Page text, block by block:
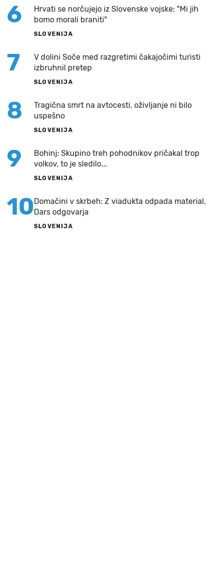
6
Hrvati se norčujejo iz Slovenske vojske: "Mi jih
bomo morali braniti"
SLOVENIJA
7
V dolini Soče med razgretimi čakajočimi turisti
izbruhnil pretep
SLOVENIJA
8
Tragična smrt na avtocesti, oživljanje ni bilo
uspešno
SLOVENIJA
9
Bohinj: Skupino treh pohodnikov pričakal trop
volkov, to je sledilo...
SLOVENIJA
10 Domačini v skrbeh: Z viadukta odpada material,
Dars odgovarja
SLOVENIJA